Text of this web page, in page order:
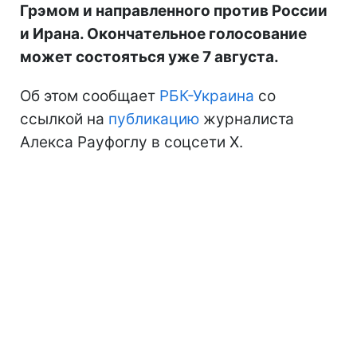
Грэмом и направленного против России
и Ирана. Окончательное голосование
может состояться уже 7 августа.
Об этом сообщает РБК-Украина со
ссылкой на публикацию журналиста
Алекса Рауфоглу в соцсети X.